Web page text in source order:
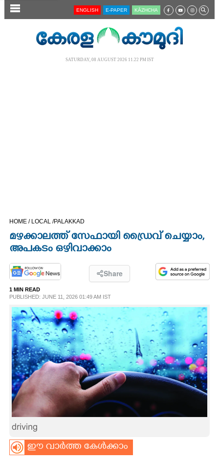
SECTIONS
LIFESTYLE
SPIRITUAL
INFO+
ART
ASTRO
CARTOONS
ENGLISH E-PAPER KĀZHCHA
SATURDAY, 08 AUGUST 2026 11.22 PM IST
HOME / LOCAL /PALAKKAD
മഴക്കാലത്ത്​ സേഫായി ഡ്രൈവ് ചെയ്യാം,
അപകടം ഒഴിവാക്കാം
Share
1 MIN READ
PUBLISHED: JUNE 11, 2026 01:49 AM IST
driving
ഈ വാർത്ത കേൾക്കാം